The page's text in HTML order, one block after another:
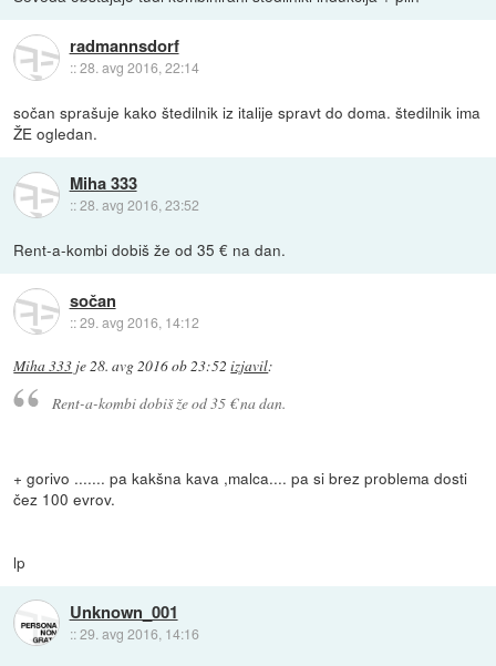
radmannsdorf
::28. avg 2016, 22:14
sočan sprašuje kako štedilnik iz italije spravt do doma. štedilnik ima
ŽE ogledan.
Miha 333
::28. avg 2016, 23:52
Rent-a-kombi dobiš že od 35 € na dan.
sočan
::29. avg 2016, 14:12
Miha 333 je28. avg 2016 ob 23:52 izjavil:
Rent-a-kombi dobiš že od 35 € na dan.
+ gorivo ....... pa kakšna kava ,malca.... pa si brez problema dosti
čez 100 evrov.
lp
Unknown_001
::29. avg 2016, 14:16